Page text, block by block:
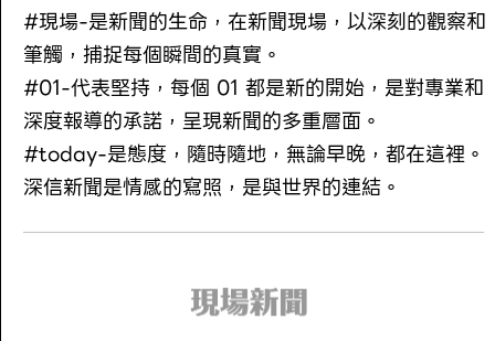
#現場-是新聞的生命，在新聞現場，以深刻的觀察和
筆觸，捕捉每個瞬間的真實。
#01-代表堅持，每個 01 都是新的開始，是對專業和
深度報導的承諾，呈現新聞的多重層面。
#today-是態度，隨時隨地，無論早晚，都在這裡。
深信新聞是情感的寫照，是與世界的連結。